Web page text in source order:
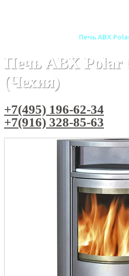
Печь ABX
Печь ABX Polar
(Чехия)
+7(495) 196-62-34
+7(916) 328-85-63